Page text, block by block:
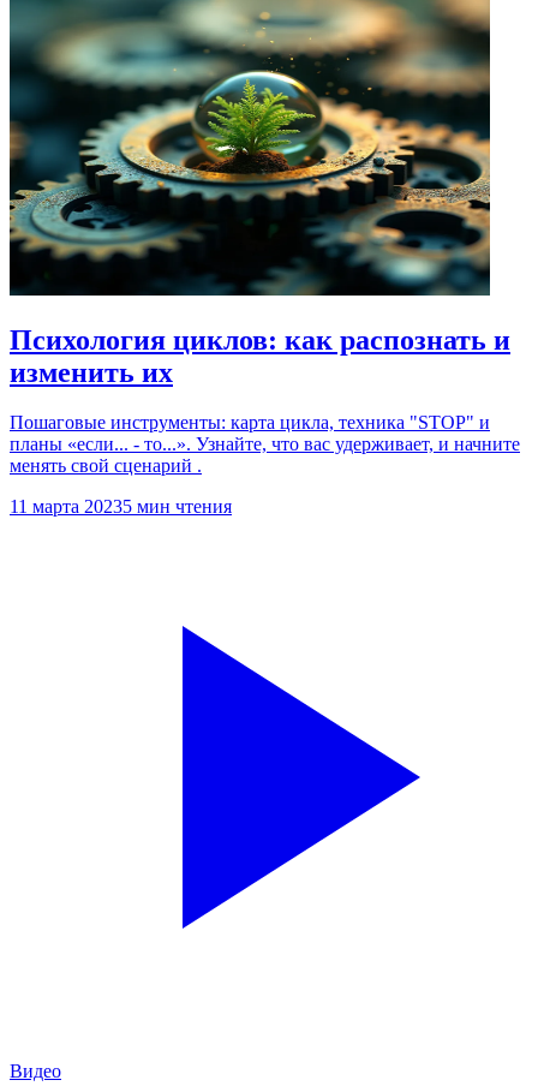
Психология циклов: как распознать и
изменить их
Пошаговые инструменты: карта цикла, техника "STOP" и
планы «если... ‑ то...». Узнайте, что вас удерживает, и начните
менять свой сценарий .
11 марта 20235 мин чтения
Видео